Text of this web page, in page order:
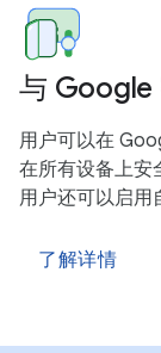
与 Google
用户可以在
在所有设备上安
用户还可以启用
了解详情